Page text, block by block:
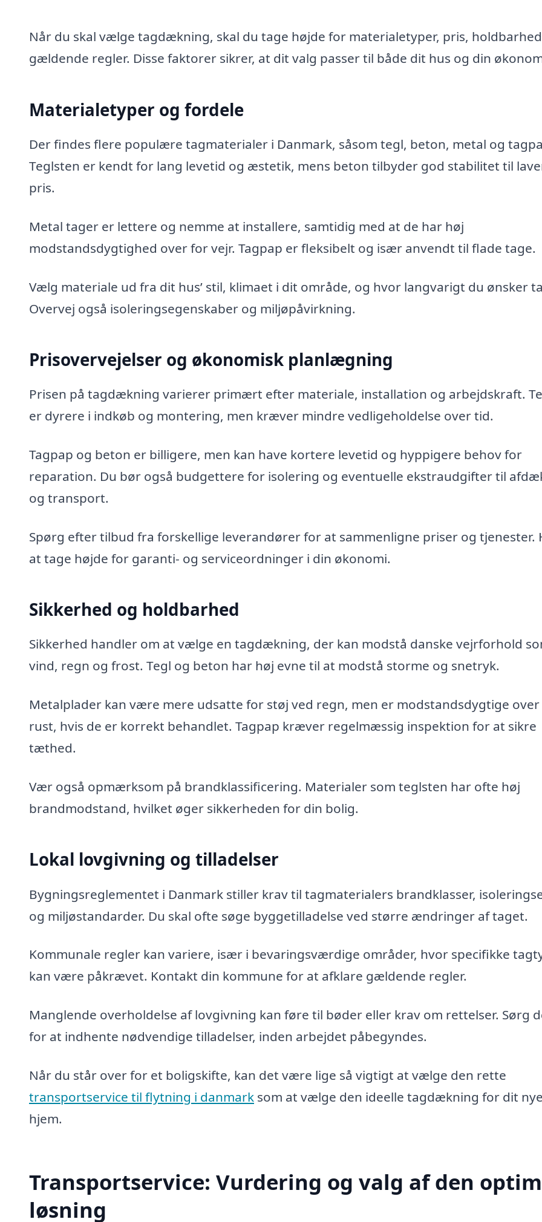
Når du skal vælge tagdækning, skal du tage højde for materialetyper, pris,
gældende regler. Disse faktorer sikrer, at dit valg passer til både dit hus og din
Materialetyper og fordele
Der findes flere populære tagmaterialer i Danmark, såsom tegl, beton, metal og
Teglsten er kendt for lang levetid og æstetik, mens beton tilbyder god stabilitet til
pris.
Metal tager er lettere og nemme at installere, samtidig med at de har høj
modstandsdygtighed over for vejr. Tagpap er fleksibelt og især anvendt til flade tage.
Vælg materiale ud fra dit hus’ stil, klimaet i dit område, og hvor langvarigt du ønsker
Overvej også isoleringsegenskaber og miljøpåvirkning.
Prisovervejelser og økonomisk planlægning
Prisen på tagdækning varierer primært efter materiale, installation og arbejdskraft.
er dyrere i indkøb og montering, men kræver mindre vedligeholdelse over tid.
Tagpap og beton er billigere, men kan have kortere levetid og hyppigere behov for
reparation. Du bør også budgettere for isolering og eventuelle ekstraudgifter til
og transport.
Spørg efter tilbud fra forskellige leverandører for at sammenligne priser og tjenester.
at tage højde for garanti- og serviceordninger i din økonomi.
Sikkerhed og holdbarhed
Sikkerhed handler om at vælge en tagdækning, der kan modstå danske vejrforhold
vind, regn og frost. Tegl og beton har høj evne til at modstå storme og snetryk.
Metalplader kan være mere udsatte for støj ved regn, men er modstandsdygtige
rust, hvis de er korrekt behandlet. Tagpap kræver regelmæssig inspektion for at sikre
tæthed.
Vær også opmærksom på brandklassificering. Materialer som teglsten har ofte høj
brandmodstand, hvilket øger sikkerheden for din bolig.
Lokal lovgivning og tilladelser
Bygningsreglementet i Danmark stiller krav til tagmaterialers brandklasser,
og miljøstandarder. Du skal ofte søge byggetilladelse ved større ændringer af taget.
Kommunale regler kan variere, især i bevaringsværdige områder, hvor specifikke
kan være påkrævet. Kontakt din kommune for at afklare gældende regler.
Manglende overholdelse af lovgivning kan føre til bøder eller krav om rettelser. Sørg
for at indhente nødvendige tilladelser, inden arbejdet påbegyndes.
Når du står over for et boligskifte, kan det være lige så vigtigt at vælge den rette
transportservice til flytning i danmark som at vælge den ideelle tagdækning for dit nye
hjem.
Transportservice: Vurdering og valg af den
løsning